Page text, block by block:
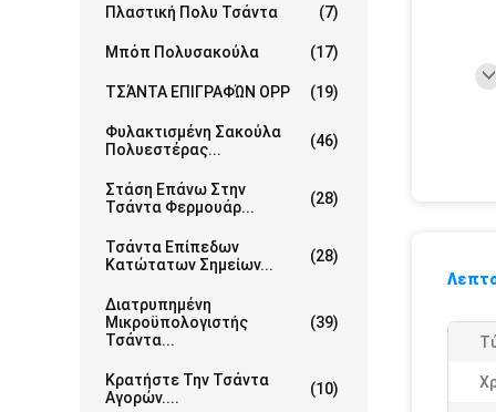
Πλαστική Πολυ Τσάντα (7)
Μπόπ Πολυσακούλα (17)
ΤΣΆΝΤΑ ΕΠΙΓΡΑΦΏΝ OPP (19)
Φυλακτισμένη Σακούλα
Πολυεστέρας...
(46)
Στάση Επάνω Στην
Τσάντα Φερμουάρ...
(28)
Τσάντα Επίπεδων
Κατώτατων Σημείων...
(28)
Διατρυπημένη
Μικροϋπολογιστής
Τσάντα...
(39)
Κρατήστε Την Τσάντα
Αγορών....
(10)